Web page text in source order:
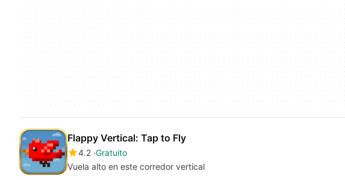
Flappy Vertical: Tap to Fly
4.2 Gratuito
Vuela alto en este corredor vertical